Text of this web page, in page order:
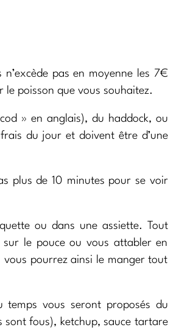
pas en moyenne les 7€
le poisson que vous souhaitez.
» en anglais), du haddock, ou
du jour et doivent être d’une
plus de 10 minutes pour se voir
ou dans une assiette. Tout
le pouce ou vous attabler en
pourrez ainsi le manger tout
temps vous seront proposés du
sont fous), ketchup, sauce tartare